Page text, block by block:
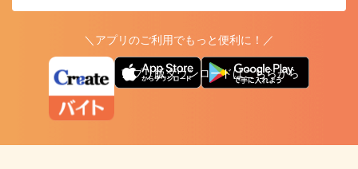
＼アプリのご利用でもっと便利に！／
アプリ版ダウンロードはこちらから